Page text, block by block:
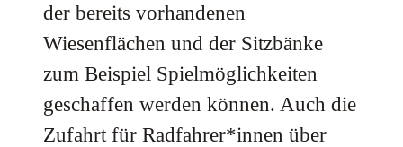
der bereits vorhandenen
Wiesenflächen und der Sitzbänke
zum Beispiel Spielmöglichkeiten
geschaffen werden können. Auch die
Zufahrt für Radfahrer*innen über